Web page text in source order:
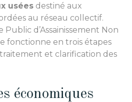
usées destiné aux
au réseau collectif.
Public d’Assainissement Non
fonctionne en trois étapes
et clarification des
économiques